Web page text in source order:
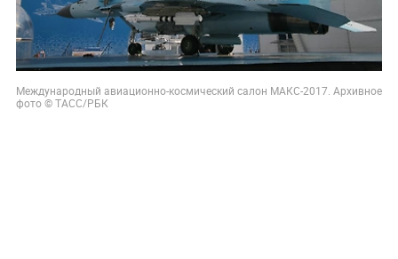
Международный авиационно-космический салон МАКС-2017. Архивное
фото © ТАСС/РБК